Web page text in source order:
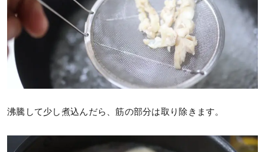
沸騰して少し煮込んだら、筋の部分は取り除きます。